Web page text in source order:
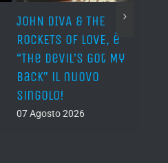
JOHN DIVA & THE
ROCKETS OF LOVE, è
“The Devil’s Got My
Back” il nuovo
singolo!
07 Agosto 2026